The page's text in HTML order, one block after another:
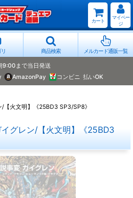
カート
マイペー
ジ
商品検索 メルカード通販一覧
9:00まで当日発送
AmazonPay コンビニ 払いOK
/【火文明】《25BD3 SP3/SP8》
イグレン/【火文明】《25BD3